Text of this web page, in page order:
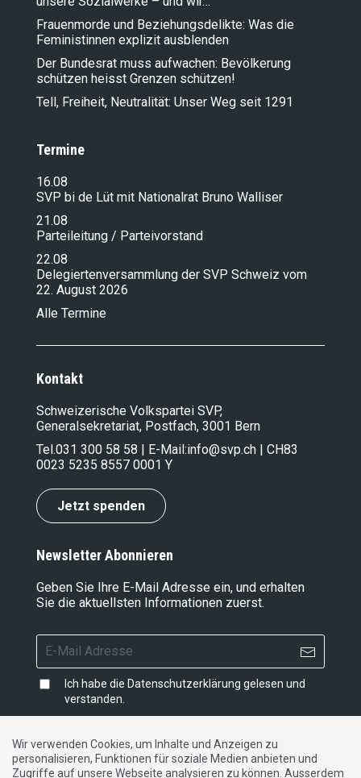
Frauenmorde und Beziehungsdelikte: Was die
Feministinnen explizit ausblenden
Der Bundesrat muss aufwachen: Bevölkerung
schützen heisst Grenzen schützen!
Tell, Freiheit, Neutralität: Unser Weg seit 1291
Termine
16.08
SVP bi de Lüt mit Nationalrat Bruno Walliser
21.08
Parteileitung / Parteivorstand
22.08
Delegiertenversammlung der SVP Schweiz vom
22. August 2026
Alle Termine
Kontakt
Schweizerische Volkspartei SVP,
Generalsekretariat, Postfach, 3001 Bern
Tel.031 300 58 58 | E-Mail:info@svp.ch | CH83
0023 5235 8557 0001 Y
Jetzt spenden
Newsletter Abonnieren
Geben Sie Ihre E-Mail Adresse ein, und erhalten
Sie die aktuellsten Informationen zuerst.
Ich habe die Datenschutzerklärung gelesen und
verstanden.
Impressum|Datenschutzerklärung|Kontakt
Wir verwenden Cookies, um Inhalte und Anzeigen zu
personalisieren, Funktionen für soziale Medien anbieten und
Zugriffe auf unsere Webseite analysieren zu können. Ausserdem